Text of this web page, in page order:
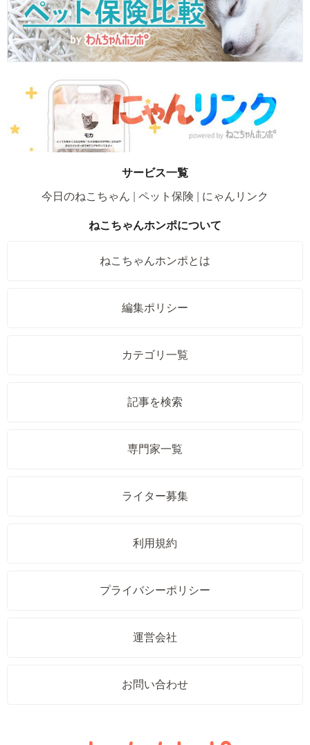
サービス一覧
今日のねこちゃん
ペット保険 にゃんリンク
ねこちゃんホンポについて
ねこちゃんホンポとは
編集ポリシー
カテゴリ一覧
記事を検索
専門家一覧
ライター募集
利用規約
プライバシーポリシー
運営会社
お問い合わせ